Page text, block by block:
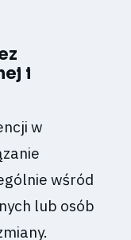
i
w
wśród
lub osób